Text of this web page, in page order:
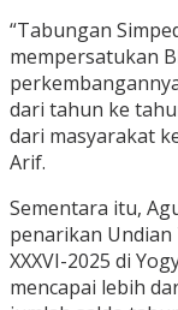
“Tabungan
mempersatukan
dari tahun ke
dari masyarakat
Arif.
Sementara itu,
penarikan Undian
XXXVI-2025 di
mencapai lebih